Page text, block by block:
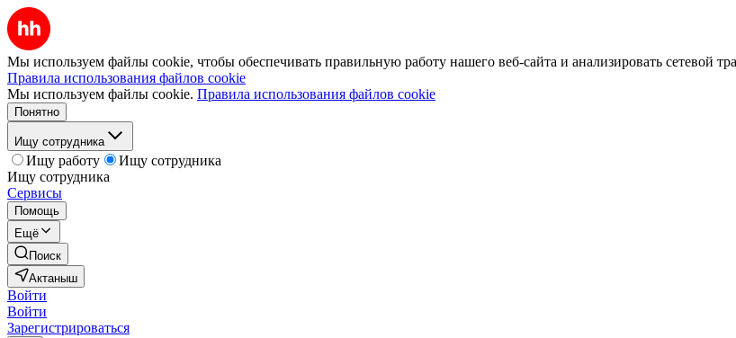
Мы используем файлы cookie, чтобы обеспечивать правильную работу нашего веб-сайта и анализировать сетевой
Правила использования файлов cookie
Мы используем файлы cookie. Правила использования файлов cookie
Понятно
Ищу сотрудника
Ищу работу
Ищу сотрудника
Ищу сотрудника
Сервисы
Помощь
Ещё
Поиск
Актаныш
Войти
Войти
Зарегистрироваться